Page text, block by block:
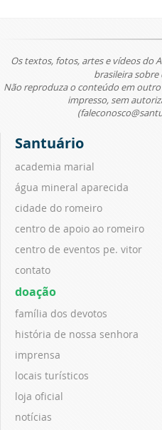
Os textos, fotos, artes e vídeos do
brasileira
Não reproduza o conteúdo em
impresso, sem
Santuário
academia marial
água mineral aparecida
cidade do romeiro
centro de apoio ao romeiro
centro de eventos pe. vitor
contato
doação
família dos devotos
história de nossa senhora
imprensa
locais turísticos
loja oficial
notícias